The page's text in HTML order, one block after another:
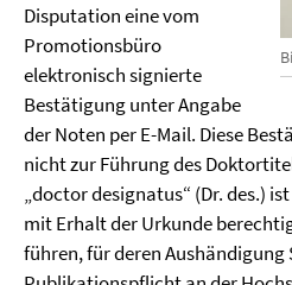
Disputation eine vom
Promotionsbüro
elektronisch signierte
Bestätigung unter Angabe
der Noten per E-Mail. Diese
nicht zur Führung des
„doctor designatus“ (Dr. des.)
mit Erhalt der Urkunde
führen, für deren Aushändigung